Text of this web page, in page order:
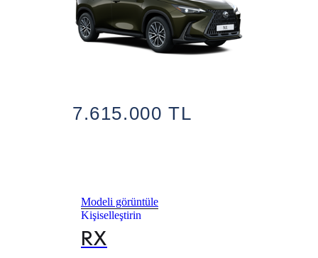
7.615.000 TL
Modeli görüntüle
Kişiselleştirin
RX